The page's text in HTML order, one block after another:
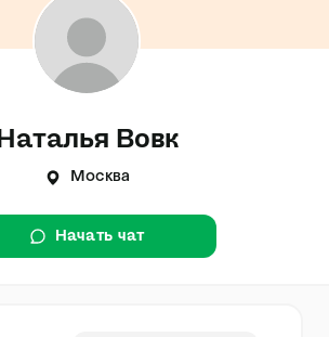
Наталья Вовк
Москва
Начать чат